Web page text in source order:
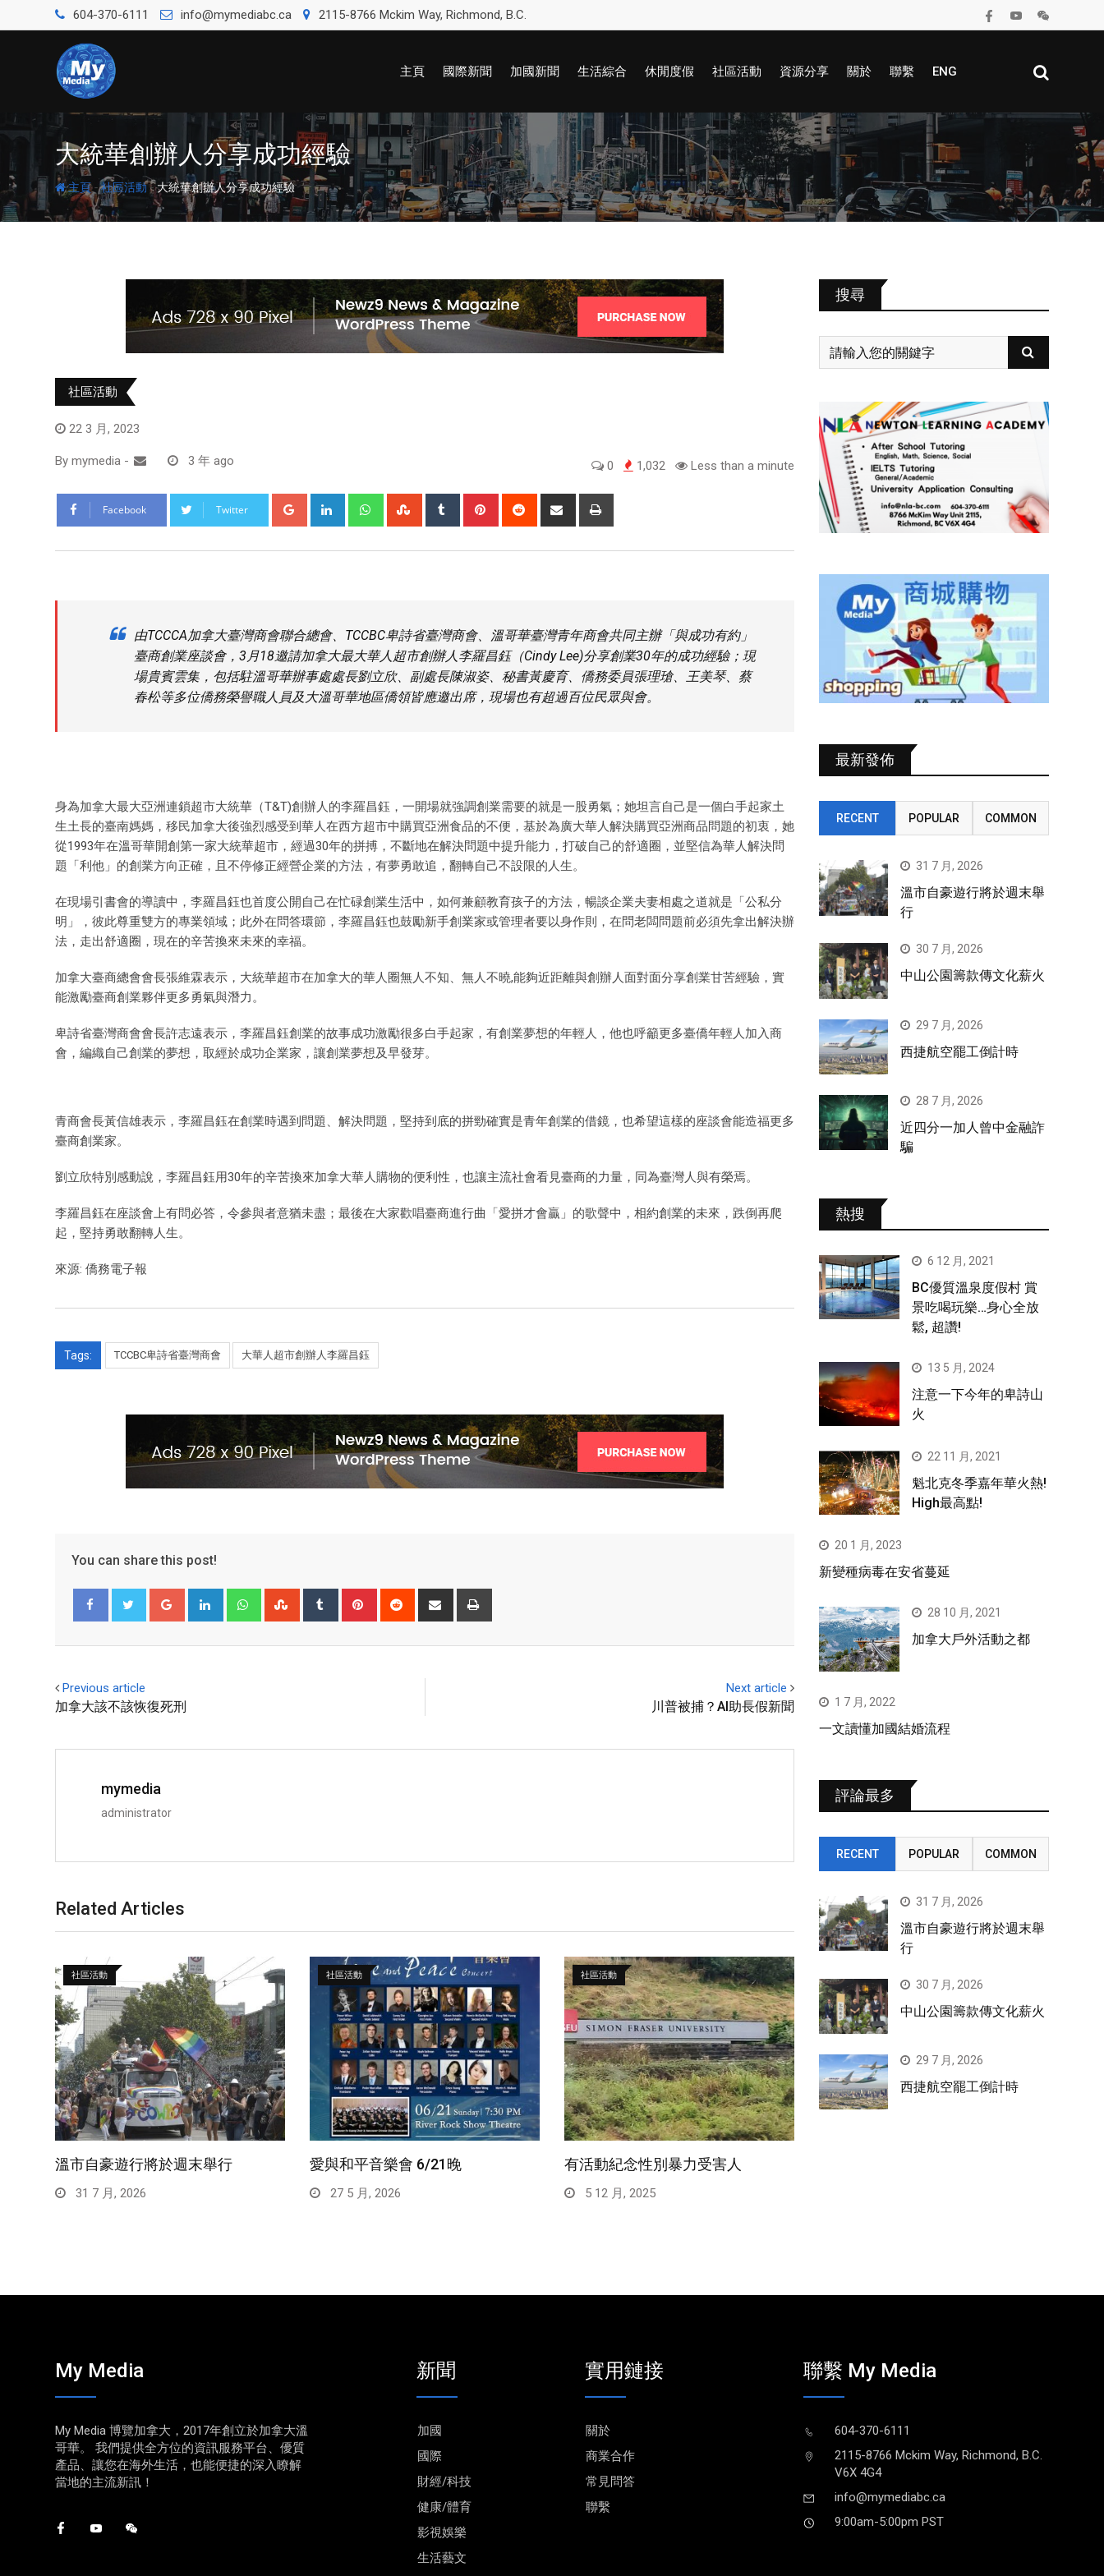
604-370-6111 info@mymediabc.ca 2115-8766 Mckim Way, Richmond, B.C.
主頁 國際新聞 加國新聞 生活綜合 休閒度假 社區活動 資源分享 關於 聯繫 ENG
大統華創辦人分享成功經驗
主頁-社區活動-大統華創辦人分享成功經驗
社區活動
22 3 月, 2023
By mymedia - 3 年 ago 0 1,032 Less than a minute
Facebook Twitter
由TCCCA加拿大臺灣商會聯合總會、TCCBC卑詩省臺灣商會、溫哥華臺灣青年商會共同主辦「與成功有約」
臺商創業座談會，3月18邀請加拿大最大華人超市創辦人李羅昌鈺（Cindy Lee)分享創業30年的成功經驗；現
場貴賓雲集，包括駐溫哥華辦事處處長劉立欣、副處長陳淑姿、秘書黃慶育、僑務委員張理瑲、王美琴、蔡
春松等多位僑務榮譽職人員及大溫哥華地區僑領皆應邀出席，現場也有超過百位民眾與會。
身為加拿大最大亞洲連鎖超市大統華（T&T)創辦人的李羅昌鈺，一開場就強調創業需要的就是一股勇氣；她坦言自己是一個白手起家土
生土長的臺南媽媽，移民加拿大後強烈感受到華人在西方超市中購買亞洲食品的不便，基於為廣大華人解決購買亞洲商品問題的初衷，她
從1993年在溫哥華開創第一家大統華超市，經過30年的拼搏，不斷地在解決問題中提升能力，打破自己的舒適圈，並堅信為華人解決問
題「利他」的創業方向正確，且不停修正經營企業的方法，有夢勇敢追，翻轉自己不設限的人生。
在現場引書會的導讀中，李羅昌鈺也首度公開自己在忙碌創業生活中，如何兼顧教育孩子的方法，暢談企業夫妻相處之道就是「公私分
明」，彼此尊重雙方的專業領域；此外在問答環節，李羅昌鈺也鼓勵新手創業家或管理者要以身作則，在問老闆問題前必須先拿出解決辦
法，走出舒適圈，現在的辛苦換來未來的幸福。
加拿大臺商總會會長張維霖表示，大統華超市在加拿大的華人圈無人不知、無人不曉,能夠近距離與創辦人面對面分享創業甘苦經驗，實
能激勵臺商創業夥伴更多勇氣與潛力。
卑詩省臺灣商會會長許志遠表示，李羅昌鈺創業的故事成功激勵很多白手起家，有創業夢想的年輕人，他也呼籲更多臺僑年輕人加入商
會，編織自己創業的夢想，取經於成功企業家，讓創業夢想及早發芽。
青商會長黃信雄表示，李羅昌鈺在創業時遇到問題、解決問題，堅持到底的拼勁確實是青年創業的借鏡，也希望這樣的座談會能造福更多
臺商創業家。
劉立欣特別感動說，李羅昌鈺用30年的辛苦換來加拿大華人購物的便利性，也讓主流社會看見臺商的力量，同為臺灣人與有榮焉。
李羅昌鈺在座談會上有問必答，令參與者意猶未盡；最後在大家歡唱臺商進行曲「愛拼才會贏」的歌聲中，相約創業的未來，跌倒再爬
起，堅持勇敢翻轉人生。
來源: 僑務電子報
Tags: TCCBC卑詩省臺灣商會 大華人超市創辦人李羅昌鈺
You can share this post!
Previous article
加拿大該不該恢復死刑
Next article
川普被捕？AI助長假新聞
mymedia
administrator
Related Articles
社區活動
溫市自豪遊行將於週末舉行
31 7 月, 2026
社區活動
愛與和平音樂會 6/21晚
27 5 月, 2026
社區活動
有活動紀念性別暴力受害人
5 12 月, 2025
搜尋
最新發佈
RECENT POPULAR COMMON
31 7 月, 2026
溫市自豪遊行將於週末舉
行
30 7 月, 2026
中山公園籌款傳文化薪火
29 7 月, 2026
西捷航空罷工倒計時
28 7 月, 2026
近四分一加人曾中金融詐
騙
熱搜
6 12 月, 2021
BC優質溫泉度假村 賞
景吃喝玩樂…身心全放
鬆, 超讚!
13 5 月, 2024
注意一下今年的卑詩山
火
22 11 月, 2021
魁北克冬季嘉年華火熱!
High最高點!
20 1 月, 2023
新變種病毒在安省蔓延
28 10 月, 2021
加拿大戶外活動之都
1 7 月, 2022
一文讀懂加國結婚流程
評論最多
RECENT POPULAR COMMON
31 7 月, 2026
溫市自豪遊行將於週末舉
行
30 7 月, 2026
中山公園籌款傳文化薪火
29 7 月, 2026
西捷航空罷工倒計時
My Media
My Media 博覽加拿大，2017年創立於加拿大溫
哥華。 我們提供全方位的資訊服務平台、優質
產品、讓您在海外生活，也能便捷的深入瞭解
當地的主流新訊！
新聞
加國
國際
財經/科技
健康/體育
影視娛樂
生活藝文
實用鏈接
關於
商業合作
常見問答
聯繫
聯繫 My Media
604-370-6111
2115-8766 Mckim Way, Richmond, B.C.
V6X 4G4
info@mymediabc.ca
9:00am-5:00pm PST